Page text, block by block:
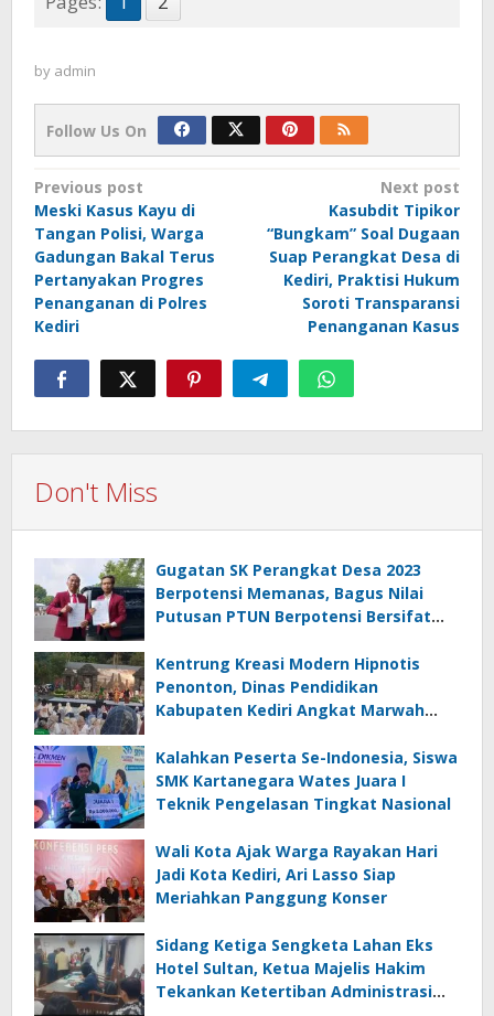
by admin
Follow Us On
Post
navigation
Previous post
Meski Kasus Kayu di
Tangan Polisi, Warga
Gadungan Bakal Terus
Pertanyakan Progres
Penanganan di Polres
Kediri
Next post
Kasubdit Tipikor
“Bungkam” Soal Dugaan
Suap Perangkat Desa di
Kediri, Praktisi Hukum
Soroti Transparansi
Penanganan Kasus
Don't Miss
Gugatan SK Perangkat Desa 2023
Berpotensi Memanas, Bagus Nilai
Putusan PTUN Berpotensi Bersifat
Kentrung Kreasi Modern Hipnotis
Penonton, Dinas Pendidikan
Kabupaten Kediri Angkat Marwah
Kalahkan Peserta Se-Indonesia, Siswa
SMK Kartanegara Wates Juara I
Teknik Pengelasan Tingkat Nasional
Wali Kota Ajak Warga Rayakan Hari
Jadi Kota Kediri, Ari Lasso Siap
Meriahkan Panggung Konser
Sidang Ketiga Sengketa Lahan Eks
Hotel Sultan, Ketua Majelis Hakim
Tekankan Ketertiban Administrasi